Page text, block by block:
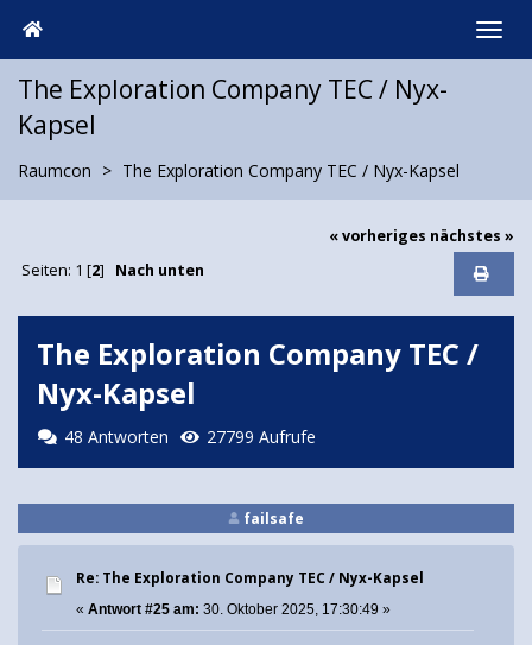
The Exploration Company TEC / Nyx-
Kapsel
Raumcon The Exploration Company TEC / Nyx-Kapsel
« vorheriges nächstes »
Seiten: 1 [2] Nach unten
The Exploration Company TEC /
Nyx-Kapsel
48 Antworten 27799 Aufrufe
failsafe
Re: The Exploration Company TEC / Nyx-Kapsel
« Antwort #25 am: 30. Oktober 2025, 17:30:49 »